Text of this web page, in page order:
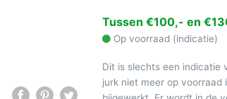
Tussen €100,- en
Op voorraad (indicatie)
Dit is slechts een indicatie
jurk niet meer op voorraad